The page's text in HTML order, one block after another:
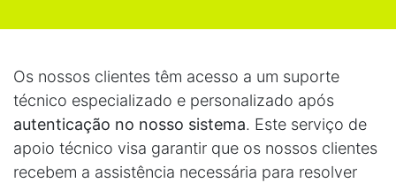
Os nossos clientes têm acesso a um suporte
técnico especializado e personalizado após
autenticação no nosso sistema. Este serviço de
apoio técnico visa garantir que os nossos clientes
recebem a assistência necessária para resolver